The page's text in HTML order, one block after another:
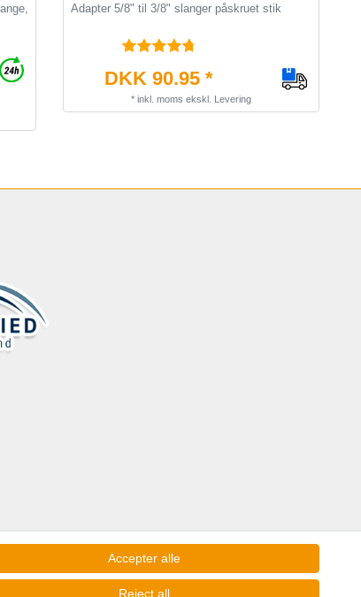
Adapter 5/8" til 3/8" slanger påskruet stik
DKK 90.95 *
* inkl. moms ekskl. Levering
Accepter alle
Reject all